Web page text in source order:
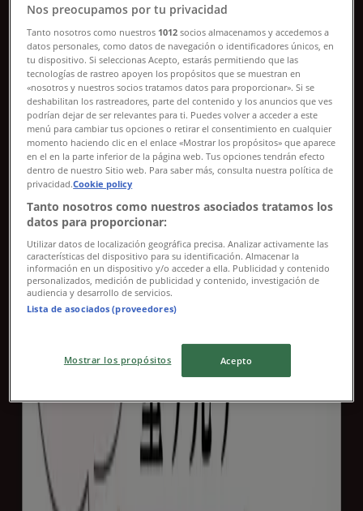
新規
スギ薬局
すべての人のための魅力的な特別オファー
8/9 日まで有効湖南市
スギ薬局
割引とプロモーション
12/31 日まで有効湖南市
新規
スギ薬局
私たちのお客様のための排他的な取引
8/9 日まで有効 湖南市
スギ薬局
Nos preocupamos por tu privacidad
Tanto nosotros como nuestros 1012 socios almacenamos y accedemos a
datos personales, como datos de navegación o identificadores únicos, en
tu dispositivo. Si seleccionas Acepto, estarás permitiendo que las
tecnologías de rastreo apoyen los propósitos que se muestran en
«nosotros y nuestros socios tratamos datos para proporcionar». Si se
deshabilitan los rastreadores, parte del contenido y los anuncios que ves
podrían dejar de ser relevantes para ti. Puedes volver a acceder a este
menú para cambiar tus opciones o retirar el consentimiento en cualquier
momento haciendo clic en el enlace «Mostrar los propósitos» que aparece
en el en la parte inferior de la página web. Tus opciones tendrán efecto
dentro de nuestro Sitio web. Para saber más, consulta nuestra política de
privacidad.Cookie policy
Tanto nosotros como nuestros asociados tratamos los
datos para proporcionar:
Utilizar datos de localización geográfica precisa. Analizar activamente las
características del dispositivo para su identificación. Almacenar la
información en un dispositivo y/o acceder a ella. Publicidad y contenido
personalizados, medición de publicidad y contenido, investigación de
audiencia y desarrollo de servicios.
Lista de asociados (proveedores)
Mostrar los propósitos Acepto